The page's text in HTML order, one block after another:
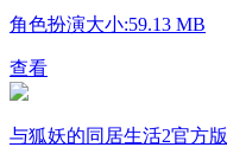
角色扮演大小:59.13 MB
查看
与狐妖的同居生活2官方版